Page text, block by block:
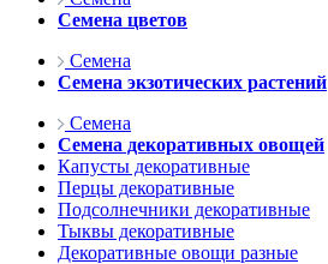
Семена цветов
Семена
Семена экзотических растений
Семена
Семена декоративных овощей
Капусты декоративные
Перцы декоративные
Подсолнечники декоративные
Тыквы декоративные
Декоративные овощи разные